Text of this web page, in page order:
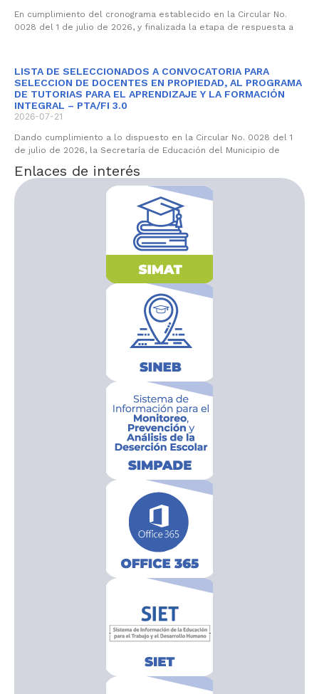
En cumplimiento del cronograma establecido en la Circular No.
0028 del 1 de julio de 2026, y finalizada la etapa de respuesta a
LISTA DE SELECCIONADOS A CONVOCATORIA PARA
SELECCION DE DOCENTES EN PROPIEDAD, AL PROGRAMA
DE TUTORIAS PARA EL APRENDIZAJE Y LA FORMACIÓN
INTEGRAL – PTA/FI 3.0
2026-07-21
Dando cumplimiento a lo dispuesto en la Circular No. 0028 del 1
de julio de 2026, la Secretaría de Educación del Municipio de
Enlaces de interés